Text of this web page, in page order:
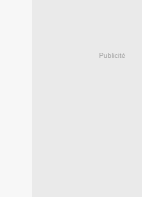
Publicité